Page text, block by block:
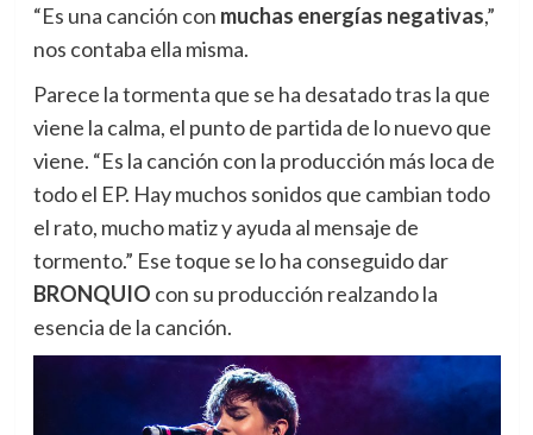
“Es una canción con muchas energías negativas,”
nos contaba ella misma.
Parece la tormenta que se ha desatado tras la que
viene la calma, el punto de partida de lo nuevo que
viene. “Es la canción con la producción más loca de
todo el EP. Hay muchos sonidos que cambian todo
el rato, mucho matiz y ayuda al mensaje de
tormento.” Ese toque se lo ha conseguido dar
BRONQUIO con su producción realzando la
esencia de la canción.